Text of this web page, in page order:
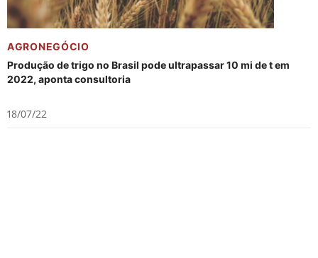
AGRONEGÓCIO
Produção de trigo no Brasil pode ultrapassar 10 mi de t em
2022, aponta consultoria
18/07/22